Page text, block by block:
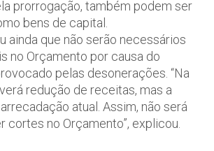
prorrogação, também podem ser
bens de capital.
ainda que não serão necessários
no Orçamento por causa do
pelas desonerações. “Na
redução de receitas, mas a
atual. Assim, não será
cortes no Orçamento”, explicou.